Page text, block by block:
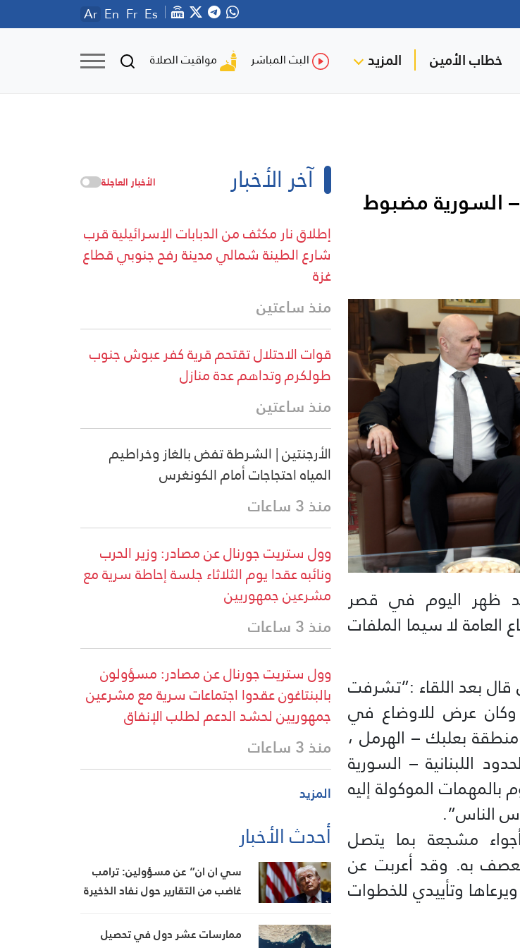
Ar En Fr Es
خطاب الأمين المزيد البث المباشر مواقيت الصلاة
– السورية مضبوط
ظهر اليوم في قصر
العامة لا سيما الملفات
قال بعد اللقاء :”تشرفت
وكان عرض للاوضاع في
بعلبك – الهرمل ،
اللبنانية – السورية
الموكولة إليه
الناس”.
مشجعة بما يتصل
تعصف به. وقد أعربت عن
وتأييدي للخطوات
آخر الأخبار الأخبار العاجلة
إطلاق نار مكثف من الدبابات الإسرائيلية قرب
شارع الطينة شمالي مدينة رفح جنوبي قطاع
غزة
منذ ساعتين
قوات الاحتلال تقتحم قرية كفر عبوش جنوب
طولكرم وتداهم عدة منازل
منذ ساعتين
الأرجنتين | الشرطة تفض بالغاز وخراطيم
المياه احتجاجات أمام الكونغرس
منذ 3 ساعات
وول ستريت جورنال عن مصادر: وزير الحرب
ونائبه عقدا يوم الثلاثاء جلسة إحاطة سرية مع
مشرعين جمهوريين
منذ 3 ساعات
وول ستريت جورنال عن مصادر: مسؤولون
بالبنتاغون عقدوا اجتماعات سرية مع مشرعين
جمهوريين لحشد الدعم لطلب الإنفاق
منذ 3 ساعات
المزيد
أحدث الأخبار
سي ان ان” عن مسؤولين: ترامب
غاضب من التقارير حول نفاد الذخيرة
المفاوضات
ممارسات عشر دول في تحصيل